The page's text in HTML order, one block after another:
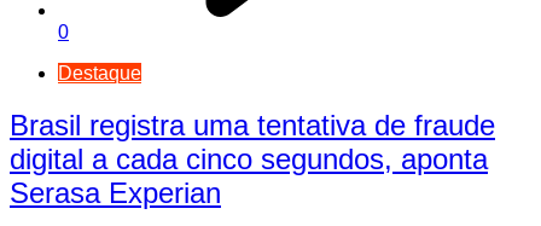
0
Destaque
Brasil registra uma tentativa de fraude
digital a cada cinco segundos, aponta
Serasa Experian